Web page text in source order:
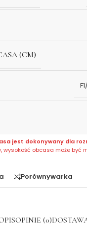
(CM)
jest dokonywany dla
wysokość obcasa może być
Porównywarka
OPINIE (0)